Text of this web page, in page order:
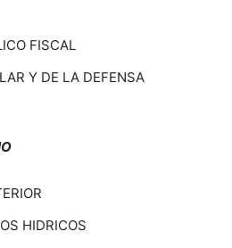
FISCAL
Y DE LA DEFENSA
HIDRICOS